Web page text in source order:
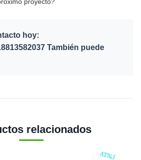
proyecto?
hoy:
También puede
relacionados